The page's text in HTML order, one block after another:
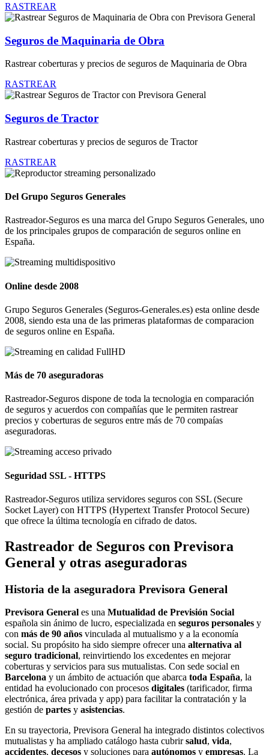
RASTREAR
Seguros de Maquinaria de Obra
Rastrear coberturas y precios de seguros de Maquinaria de Obra
RASTREAR
Seguros de Tractor
Rastrear coberturas y precios de seguros de Tractor
RASTREAR
Del Grupo Seguros Generales
Rastreador-Seguros es una marca del Grupo Seguros Generales, uno
de los principales grupos de comparación de seguros online en
España.
Online desde 2008
Grupo Seguros Generales (Seguros-Generales.es) esta online desde
2008, siendo esta una de las primeras plataformas de comparacion
de seguros online en España.
Más de 70 aseguradoras
Rastreador-Seguros dispone de toda la tecnologia en comparación
de seguros y acuerdos con compañías que le permiten rastrear
precios y coberturas de seguros entre más de 70 compaías
aseguradoras.
Seguridad SSL - HTTPS
Rastreador-Seguros utiliza servidores seguros con SSL (Secure
Socket Layer) con HTTPS (Hypertext Transfer Protocol Secure)
que ofrece la última tecnología en cifrado de datos.
Rastreador de Seguros con Previsora
General y otras aseguradoras
Historia de la aseguradora Previsora General
Previsora General es una Mutualidad de Previsión Social
española sin ánimo de lucro, especializada en seguros personales y
con más de 90 años vinculada al mutualismo y a la economía
social. Su propósito ha sido siempre ofrecer una alternativa al
seguro tradicional, reinvirtiendo los excedentes en mejorar
coberturas y servicios para sus mutualistas. Con sede social en
Barcelona y un ámbito de actuación que abarca toda España, la
entidad ha evolucionado con procesos digitales (tarificador, firma
electrónica, área privada y app) para facilitar la contratación y la
gestión de partes y asistencias.
En su trayectoria, Previsora General ha integrado distintos colectivos
mutualistas y ha ampliado catálogo hasta cubrirsalud, vida,
accidentes, decesos y soluciones para autónomos y empresas. La